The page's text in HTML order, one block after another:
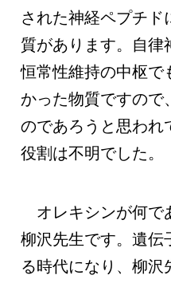
された神経ペプチド
質があります。自律
恒常性維持の中枢で
かった物質ですので
のであろうと思われ
役割は不明でした。
オレキシンが何で
柳沢先生です。遺伝
る時代になり、柳沢